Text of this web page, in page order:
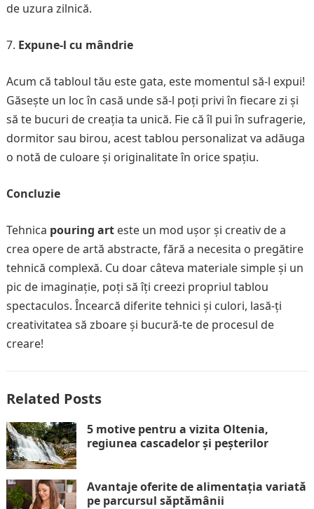
de uzura zilnică.
Expune-l cu mândrie
Acum că tabloul tău este gata, este momentul să-l expui!
Găsește un loc în casă unde să-l poți privi în fiecare zi și
să te bucuri de creația ta unică. Fie că îl pui în sufragerie,
dormitor sau birou, acest tablou personalizat va adăuga
o notă de culoare și originalitate în orice spațiu.
Concluzie
Tehnica pouring arteste un mod ușor și creativ de a
crea opere de artă abstracte, fără a necesita o pregătire
tehnică complexă. Cu doar câteva materiale simple și un
pic de imaginație, poți să îți creezi propriul tablou
spectaculos. Încearcă diferite tehnici și culori, lasă-ți
creativitatea să zboare și bucură-te de procesul de
creare!
Related Posts
5 motive pentru a vizita Oltenia,
regiunea cascadelor și peșterilor
Avantaje oferite de alimentația variată
pe parcursul săptămânii